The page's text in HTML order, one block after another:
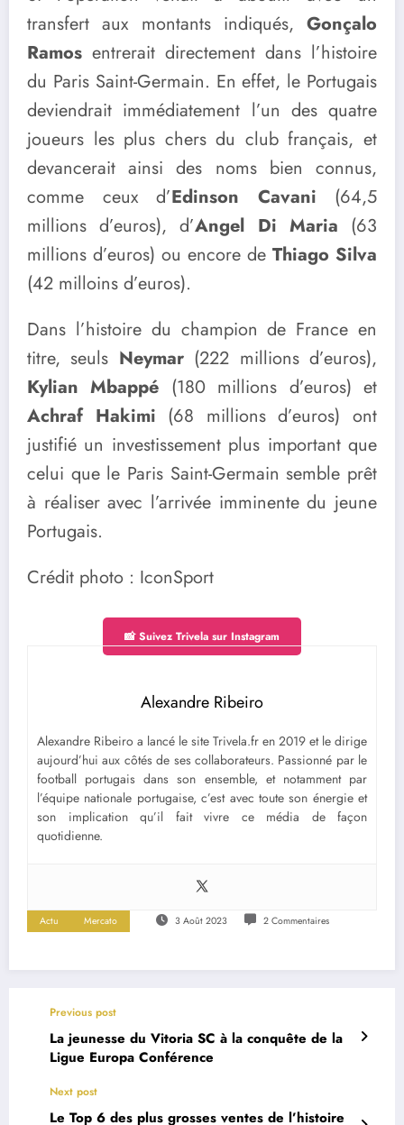
transfert aux montants indiqués, Gonçalo
Ramos entrerait directement dans l’histoire
du Paris Saint-Germain. En effet, le Portugais
deviendrait immédiatement l’un des quatre
joueurs les plus chers du club français, et
devancerait ainsi des noms bien connus,
comme ceux d’Edinson Cavani (64,5
millions d’euros), d’Angel Di Maria (63
millions d’euros) ou encore de Thiago Silva
(42 milloins d’euros).
Dans l’histoire du champion de France en
titre, seuls Neymar(222 millions d’euros),
Kylian Mbappé (180 millions d’euros) et
Achraf Hakimi (68 millions d’euros) ont
justifié un investissement plus important que
celui que le Paris Saint-Germain semble prêt
à réaliser avec l’arrivée imminente du jeune
Portugais.
Crédit photo : IconSport
📸 Suivez Trivela sur Instagram
Alexandre Ribeiro
Alexandre Ribeiro a lancé le site Trivela.fr en 2019 et le dirige
aujourd’hui aux côtés de ses collaborateurs. Passionné par le
football portugais dans son ensemble, et notamment par
l’équipe nationale portugaise, c’est avec toute son énergie et
son implication qu’il fait vivre ce média de façon
quotidienne.
Actu Mercato 3 Août 2023 2 Commentaires
Previous post
La jeunesse du Vitoria SC à la conquête de la
Ligue Europa Conférence
Next post
Le Top 6 des plus grosses ventes de l’histoire